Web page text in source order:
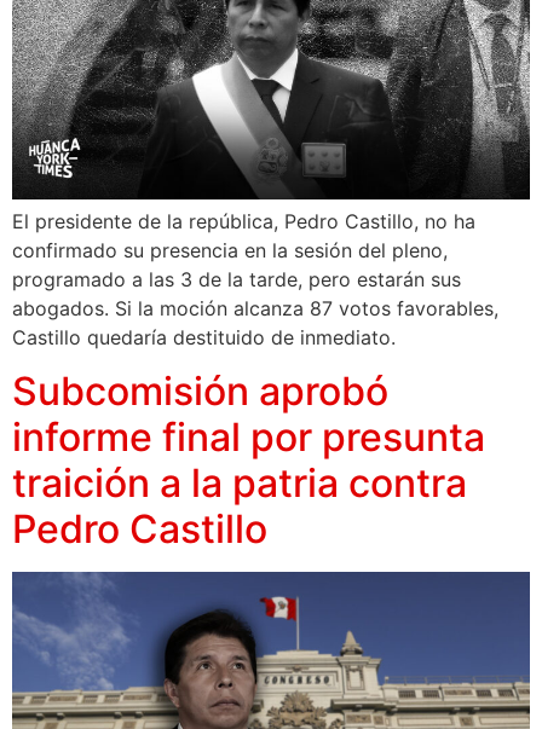
El presidente de la república, Pedro Castillo, no ha
confirmado su presencia en la sesión del pleno,
programado a las 3 de la tarde, pero estarán sus
abogados. Si la moción alcanza 87 votos favorables,
Castillo quedaría destituido de inmediato.
Subcomisión aprobó
informe final por presunta
traición a la patria contra
Pedro Castillo